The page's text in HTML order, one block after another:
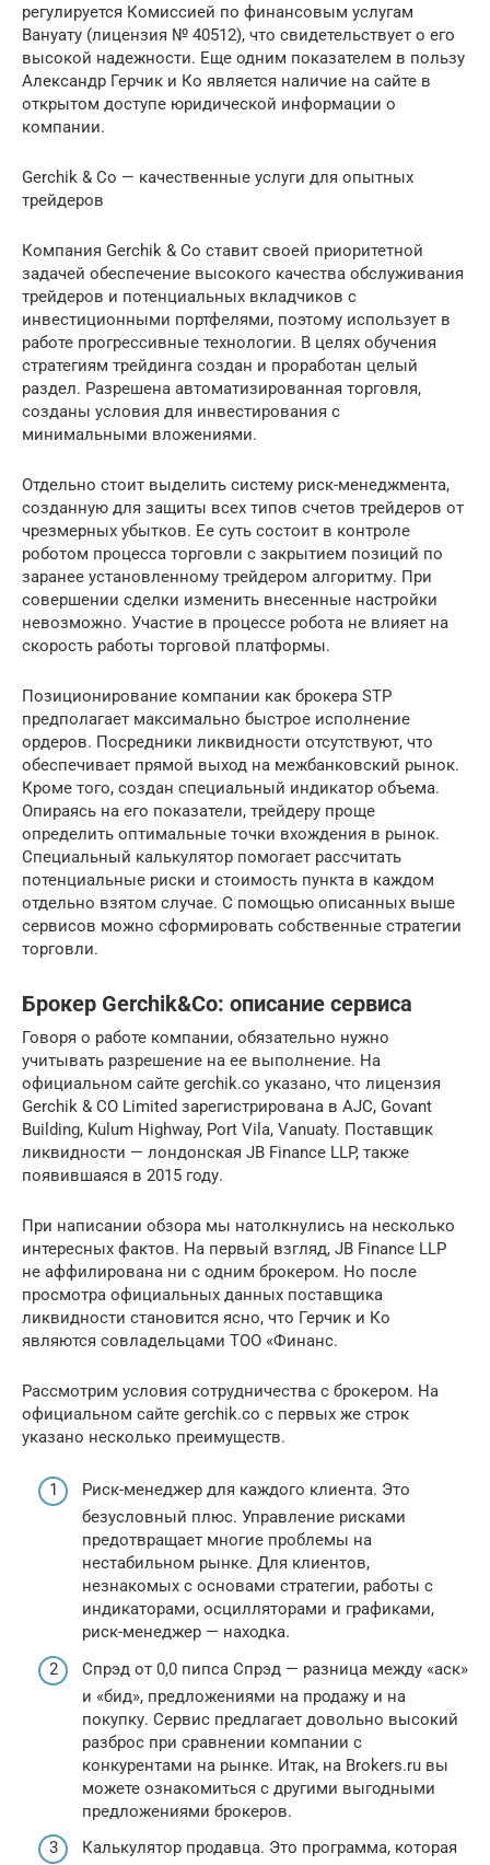
регулируется Комиссией по финансовым услугам
Вануату (лицензия № 40512), что свидетельствует о его
высокой надежности. Еще одним показателем в пользу
Александр Герчик и Ко является наличие на сайте в
открытом доступе юридической информации о
компании.
Gerchik & Co — качественные услуги для опытных
трейдеров
Компания Gerchik & Co ставит своей приоритетной
задачей обеспечение высокого качества обслуживания
трейдеров и потенциальных вкладчиков с
инвестиционными портфелями, поэтому использует в
работе прогрессивные технологии. В целях обучения
стратегиям трейдинга создан и проработан целый
раздел. Разрешена автоматизированная торговля,
созданы условия для инвестирования с
минимальными вложениями.
Отдельно стоит выделить систему риск-менеджмента,
созданную для защиты всех типов счетов трейдеров от
чрезмерных убытков. Ее суть состоит в контроле
роботом процесса торговли с закрытием позиций по
заранее установленному трейдером алгоритму. При
совершении сделки изменить внесенные настройки
невозможно. Участие в процессе робота не влияет на
скорость работы торговой платформы.
Позиционирование компании как брокера STP
предполагает максимально быстрое исполнение
ордеров. Посредники ликвидности отсутствуют, что
обеспечивает прямой выход на межбанковский рынок.
Кроме того, создан специальный индикатор объема.
Опираясь на его показатели, трейдеру проще
определить оптимальные точки вхождения в рынок.
Специальный калькулятор помогает рассчитать
потенциальные риски и стоимость пункта в каждом
отдельно взятом случае. С помощью описанных выше
сервисов можно сформировать собственные стратегии
торговли.
Брокер Gerchik&Сo: описание сервиса
Говоря о работе компании, обязательно нужно
учитывать разрешение на ее выполнение. На
официальном сайте gerchik.co указано, что лицензия
Gerchik & CO Limited зарегистрирована в AJC, Govant
Building, Kulum Highway, Port Vila, Vanuaty. Поставщик
ликвидности — лондонская JB Finance LLP, также
появившаяся в 2015 году.
При написании обзора мы натолкнулись на несколько
интересных фактов. На первый взгляд, JB Finance LLP
не аффилирована ни с одним брокером. Но после
просмотра официальных данных поставщика
ликвидности становится ясно, что Герчик и Ко
являются совладельцами ТОО «Финанс.
Рассмотрим условия сотрудничества с брокером. На
официальном сайте gerchik.co с первых же строк
указано несколько преимуществ.
Риск-менеджер для каждого клиента. Это
безусловный плюс. Управление рисками
предотвращает многие проблемы на
нестабильном рынке. Для клиентов,
незнакомых с основами стратегии, работы с
индикаторами, осцилляторами и графиками,
риск-менеджер — находка.
Спрэд от 0,0 пипса Спрэд — разница между «аск»
и «бид», предложениями на продажу и на
покупку. Сервис предлагает довольно высокий
разброс при сравнении компании с
конкурентами на рынке. Итак, на Brokers.ru вы
можете ознакомиться с другими выгодными
предложениями брокеров.
Калькулятор продавца. Это программа, которая